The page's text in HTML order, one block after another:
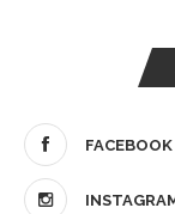
FACEBOOK